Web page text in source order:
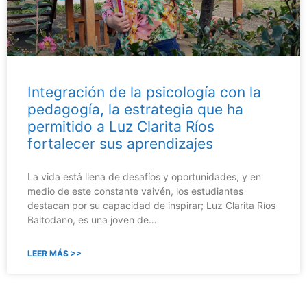
Integración de la psicología con la
pedagogía, la estrategia que ha
permitido a Luz Clarita Ríos
fortalecer sus aprendizajes
La vida está llena de desafíos y oportunidades, y en
medio de este constante vaivén, los estudiantes
destacan por su capacidad de inspirar; Luz Clarita Ríos
Baltodano, es una joven de…
LEER MÁS >>